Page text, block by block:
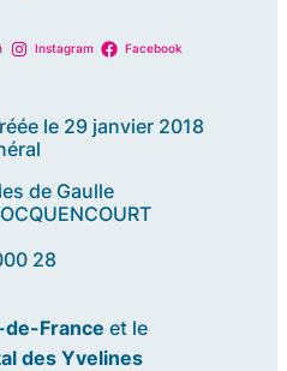
Instagram Facebook
le 29 janvier 2018
de Gaulle
28
de-France et le
des Yvelines